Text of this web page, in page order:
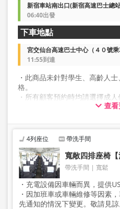
新宿車站南出口(新宿高速巴士總
06:40出發
下車地點
宮交仙台高速巴士中心（４０號乘
11:55到達
・此商品未針對學生、高齡人
格。
・所有顧客預約時均請選擇成人
・雙座一人使用座位』白天班
查
4列座位 帶洗手間
寬敞四排座椅
帶洗手間 寬鬆
・充電設備因車輛而異，提供
・因加班車或車輛維修等因素
先通知的情況下變更。敬請見諒